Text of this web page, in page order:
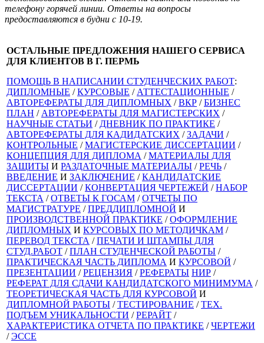
телефону горячей линии. Ответы на вопросы
предоставляются в будни с 10-19.
ОСТАЛЬНЫЕ ПРЕДЛОЖЕНИЯ НАШЕГО СЕРВИСА
ДЛЯ КЛИЕНТОВ В Г. ПЕРМЬ
ПОМОЩЬ В НАПИСАНИИ СТУДЕНЧЕСКИХ РАБОТ:
ДИПЛОМНЫЕ /КУРСОВЫЕ /АТТЕСТАЦИОННЫЕ /
АВТОРЕФЕРАТЫ ДЛЯ ДИПЛОМНЫХ /ВКР /БИЗНЕС
ПЛАН /АВТОРЕФЕРАТЫ ДЛЯ МАГИСТЕРСКИХ /
НАУЧНЫЕ СТАТЬИ /ДНЕВНИК ПО ПРАКТИКЕ /
АВТОРЕФЕРАТЫ ДЛЯ КАДИДАТСКИХ /ЗАДАЧИ /
КОНТРОЛЬНЫЕ /МАГИСТЕРСКИЕ ДИССЕРТАЦИИ /
КОНЦЕПЦИЯ ДЛЯ ДИПЛОМА /МАТЕРИАЛЫ ДЛЯ
ЗАЩИТЫ И РАЗДАТОЧНЫЕ МАТЕРИАЛЫ /РЕЧЬ /
ВВЕДЕНИЕ И ЗАКЛЮЧЕНИЕ /КАНДИДАТСКИЕ
ДИССЕРТАЦИИ /КОНВЕРТАЦИЯ ЧЕРТЕЖЕЙ /НАБОР
ТЕКСТА /ОТВЕТЫ К ГОСАМ /ОТЧЕТЫ ПО
МАГИСТРАТУРЕ /ПРЕДДИПЛОМНОЙ И
ПРОИЗВОДСТВЕННОЙ ПРАКТИКЕ /ОФОРМЛЕНИЕ
ДИПЛОМНЫХ И КУРСОВЫХ ПО МЕТОДИЧКАМ /
ПЕРЕВОД ТЕКСТА /ПЕЧАТИ И ШТАМПЫ ДЛЯ
СТУД.РАБОТ /ПЛАН СТУДЕНЧЕСКОЙ РАБОТЫ /
ПРАКТИЧЕСКАЯ ЧАСТЬ ДИПЛОМА И КУРСОВОЙ /
ПРЕЗЕНТАЦИИ /РЕЦЕНЗИЯ /РЕФЕРАТЫ НИР /
РЕФЕРАТ ДЛЯ СДАЧИ КАНДИДАТСКОГО МИНИМУМА /
ТЕОРЕТИЧЕСКАЯ ЧАСТЬ ДЛЯ КУРСОВОЙ И
ДИПЛОМНОЙ РАБОТЫ /ТЕСТИРОВАНИЕ /ТЕХ.
ПОДЪЕМ УНИКАЛЬНОСТИ /РЕРАЙТ /
ХАРАКТЕРИСТИКА ОТЧЕТА ПО ПРАКТИКЕ /ЧЕРТЕЖИ
/ЭССЕ